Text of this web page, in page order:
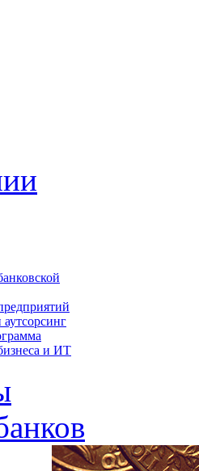
и ИТ